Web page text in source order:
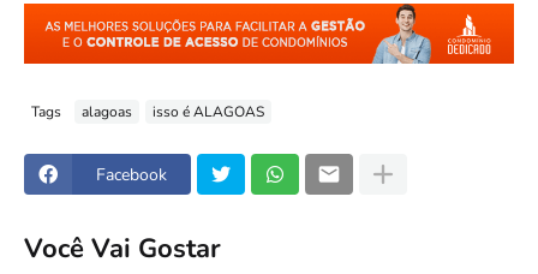
Tags alagoas isso é ALAGOAS
Facebook
Você Vai Gostar